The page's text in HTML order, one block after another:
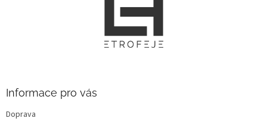
Informace pro vás
Doprava